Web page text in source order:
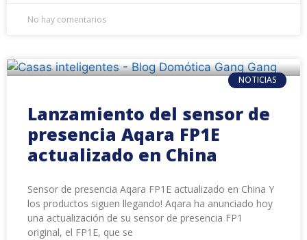
No hay comentarios
NOTICIAS
Lanzamiento del sensor de
presencia Aqara FP1E ​​
actualizado en China
Sensor de presencia Aqara FP1E ​​actualizado en China Y
los productos siguen llegando! Aqara ha anunciado hoy
una actualización de su sensor de presencia FP1
original, el FP1E, que se